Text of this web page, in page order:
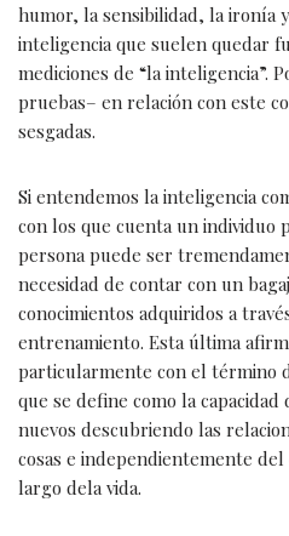
humor, la sensibilidad, la ironía
inteligencia que suelen quedar
mediciones de “la inteligencia”.
pruebas– en relación con este
sesgadas.
Si entendemos la inteligencia
con los que cuenta un individuo
persona puede ser
necesidad de contar con un
conocimientos adquiridos a
entrenamiento. Esta última
particularmente con el término
que se define como la
nuevos descubriendo las
cosas e independientemente
largo dela vida.